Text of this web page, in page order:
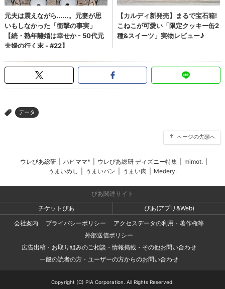
> データ
ページの先頭へ
ウレぴあ総研 ハピママ* ウレぴあ総研 ディズニー特集 mimot.
うまいめし
うまいパン うまい肉 Medery.
ぴあ関連サイト
チケットぴあ
ぴあ(アプリ&Web)
会社案内
プライバシーポリシー
アクセスデータの利用・著作権等
外部送信ポリシー
広告出稿・お取り組みのご相談・情報掲載・その他お問い合わせ
一般の読者の方・ユーザーの方からのお問い合わせ
Copyright (C) PIA Corporation. All Rights Reserved.